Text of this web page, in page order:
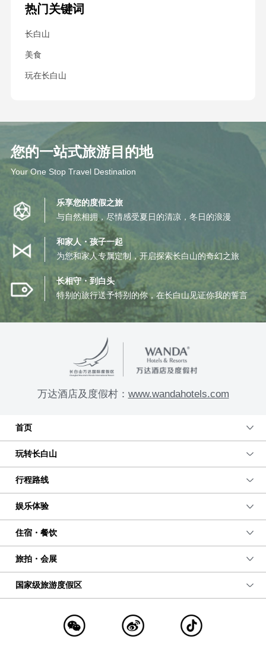
热门关键词
长白山
美食
玩在长白山
您的一站式旅游目的地
Your One Stop Travel Destination
乐享您的度假之旅
与自然相拥，尽情感受夏日的清凉，冬日的浪漫
和家人・孩子一起
为您和家人专属定制，开启探索长白山的奇幻之旅
长相守・到白头
特别的旅行送予特别的你，在长白山见证你我的誓言
万达酒店及度假村： www.wandahotels.com
首页
玩转长白山
行程路线
娱乐体验
住宿・餐饮
旅拍・会展
国家级旅游度假区